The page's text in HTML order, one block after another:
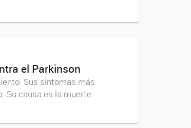
el Parkinson
Sus síntomas más
Su causa es la muerte